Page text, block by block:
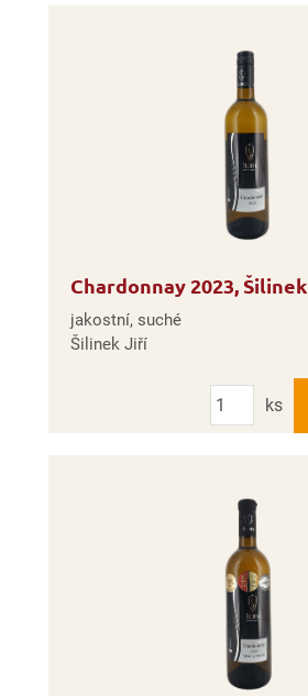
Chardonnay 2023, Šilinek
jakostní, suché
Šilinek Jiří
Počet
ks